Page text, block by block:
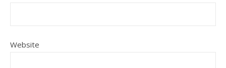
Website